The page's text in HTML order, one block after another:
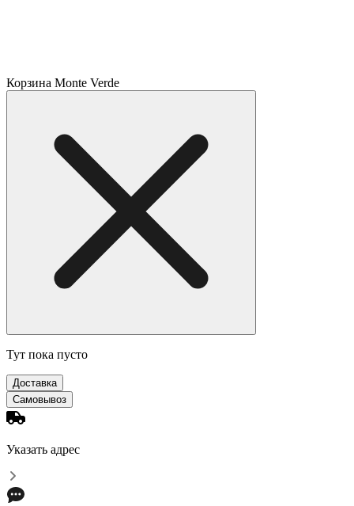
Корзина Monte Verde
Тут пока пусто
Доставка
Самовывоз
Указать адрес